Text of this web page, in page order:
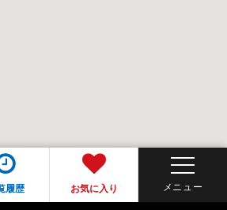
履歴 お気に入り